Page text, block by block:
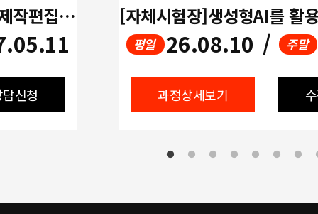
[멀티미디어]생성형AI활용 영상제작편집(UI/UX디자인,프리미어,에프터이펙트,ChatGPT)
신청
평일 26.08.10 / 주말
과정상세보기